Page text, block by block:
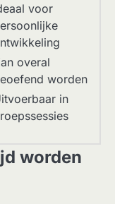
voor
overal
worden
in
worden